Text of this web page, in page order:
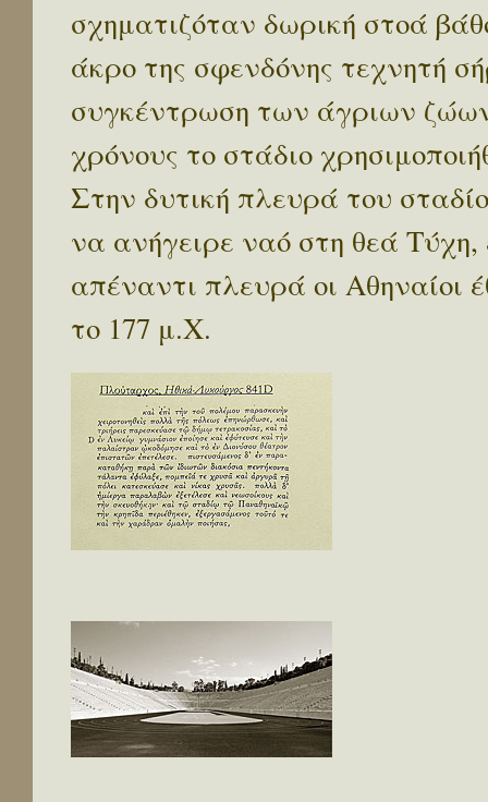
σχηματιζόταν δωρική στοά
άκρο της σφενδόνης τεχνητή
συγκέντρωση των άγριων
χρόνους το στάδιο
Στην δυτική πλευρά του
να ανήγειρε ναό στη θεά
απέναντι πλευρά οι Αθηναίοι
το 177 μ.Χ.